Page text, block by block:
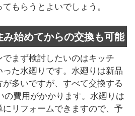
もらうとよいでしょう。
始めてからの交換も可能
まず検討したいのはキッチ
た水廻りです。水廻りは新品
多いですが、すべて交換する
の費用がかかります。水廻りは
にリフォームできますので、予